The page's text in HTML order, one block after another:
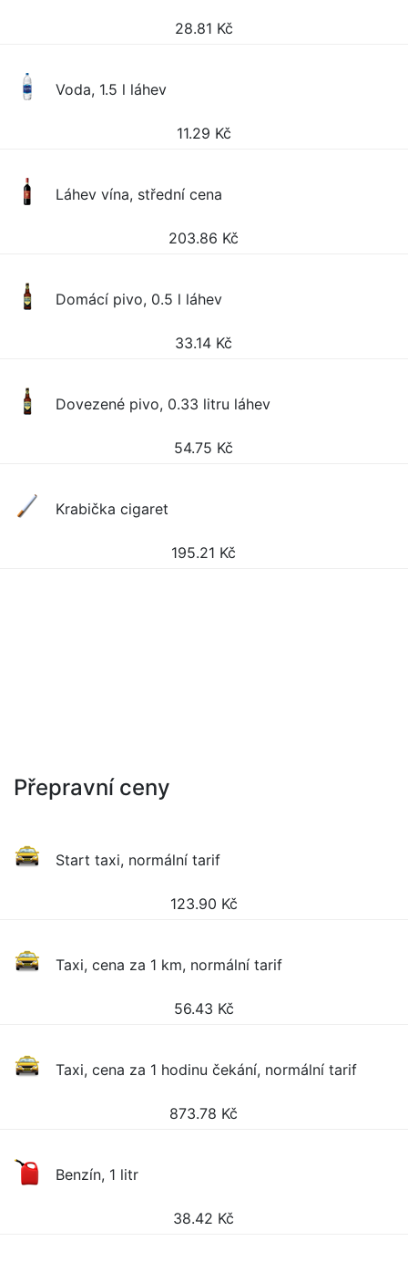
28.81 Kč
Voda, 1.5 l láhev
11.29 Kč
Láhev vína, střední cena
203.86 Kč
Domácí pivo, 0.5 l láhev
33.14 Kč
Dovezené pivo, 0.33 litru láhev
54.75 Kč
Krabička cigaret
195.21 Kč
Přepravní ceny
Start taxi, normální tarif
123.90 Kč
Taxi, cena za 1 km, normální tarif
56.43 Kč
Taxi, cena za 1 hodinu čekání, normální tarif
873.78 Kč
Benzín, 1 litr
38.42 Kč